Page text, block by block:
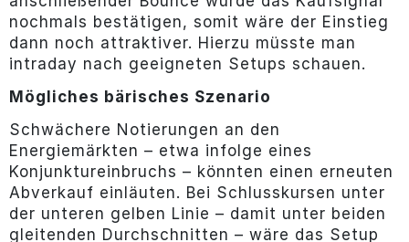
nochmals bestätigen, somit wäre der Einstieg
dann noch attraktiver. Hierzu müsste man
intraday nach geeigneten Setups schauen.
Mögliches bärisches Szenario
Schwächere Notierungen an den
Energiemärkten – etwa infolge eines
Konjunktureinbruchs – könnten einen erneuten
Abverkauf einläuten. Bei Schlusskursen unter
der unteren gelben Linie – damit unter beiden
gleitenden Durchschnitten – wäre das Setup